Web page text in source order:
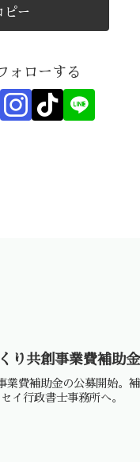
ピー
ォローする
り共創事業費補助
業費補助金の公募開始。
イ行政書士事務所へ。